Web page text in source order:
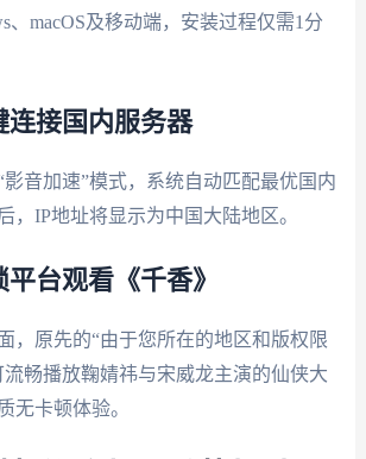
、macOS及移动端，安装过程仅需1分
连接国内服务器
音加速”模式，系统自动匹配最优国内
，IP地址将显示为中国大陆地区。
台观看《千香》
，原先的“由于您所在的地区和版权限
畅播放鞠婧祎与宋威龙主演的仙侠大
无卡顿体验。